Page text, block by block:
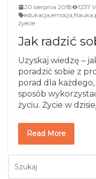
20 sierpnia 2018
1237
edukacja,emocja,Nauka,
żyecie
Jak radzić
Uzyskaj wiedzę –
poradzić sobie z
porad dla
sposób
życiu. Życie w
Read More